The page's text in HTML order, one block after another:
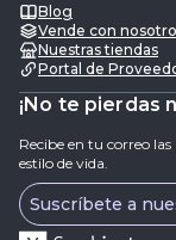
Blog
Vende con
Nuestras tiendas
Portal de
¡No te pierdas
Recibe en tu correo
estilo de vida.
Suscríbete a